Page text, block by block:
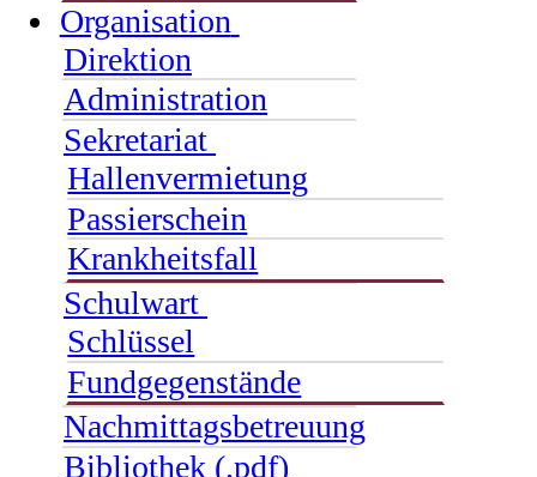
Organisation
Direktion
Administration
Sekretariat
Hallenvermietung
Passierschein
Krankheitsfall
Schulwart
Schlüssel
Fundgegenstände
Nachmittagsbetreuung
Bibliothek (.pdf)